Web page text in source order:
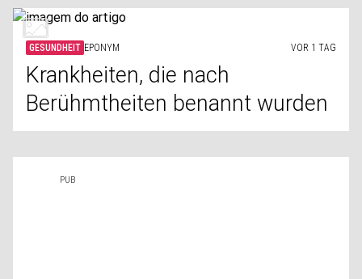
GESUNDHEIT EPONYM VOR 1 TAG
Krankheiten, die nach
Berühmtheiten benannt wurden